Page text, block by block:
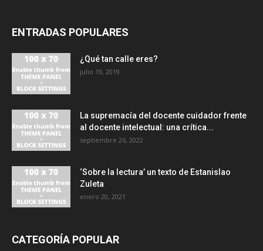
ENTRADAS POPULARES
¿Qué tan calle eres?
julio 19, 2019
La supremacía del docente cuidador frente
al docente intelectual: una crítica...
septiembre 26, 2022
‘Sobre la lectura’ un texto de Estanislao
Zuleta
enero 20, 2021
CATEGORÍA POPULAR